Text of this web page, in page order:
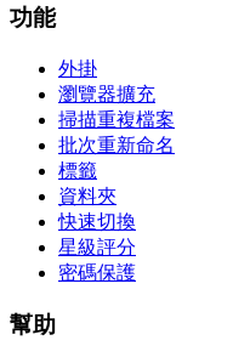
功能
外掛
瀏覽器擴充
掃描重複檔案
批次重新命名
標籤
資料夾
快速切換
星級評分
密碼保護
幫助